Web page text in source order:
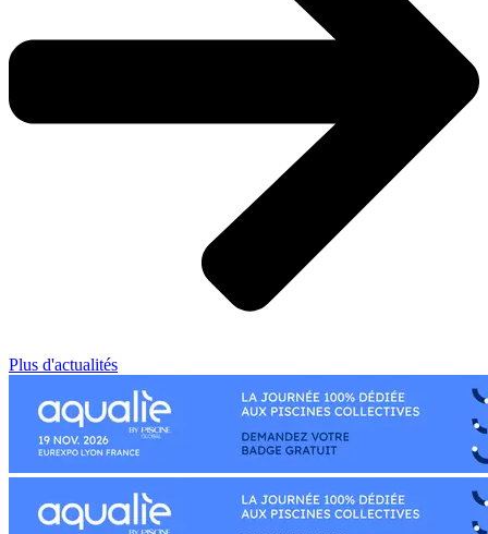
Plus d'actualités